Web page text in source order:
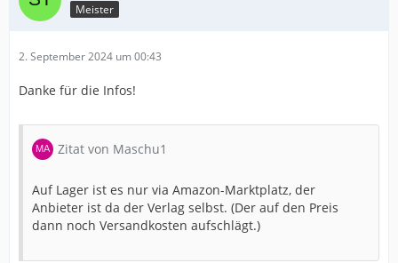
Meister
2. September 2024 um 00:43
Danke für die Infos!
Zitat von Maschu1
Auf Lager ist es nur via Amazon-Marktplatz, der
Anbieter ist da der Verlag selbst. (Der auf den Preis
dann noch Versandkosten aufschlägt.)